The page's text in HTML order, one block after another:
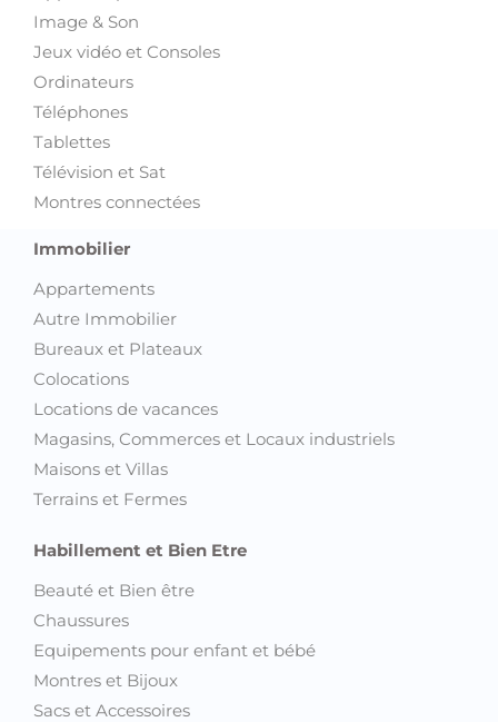
Image & Son
Jeux vidéo et Consoles
Ordinateurs
Téléphones
Tablettes
Télévision et Sat
Montres connectées
Immobilier
Appartements
Autre Immobilier
Bureaux et Plateaux
Colocations
Locations de vacances
Magasins, Commerces et Locaux industriels
Maisons et Villas
Terrains et Fermes
Habillement et Bien Etre
Beauté et Bien être
Chaussures
Equipements pour enfant et bébé
Montres et Bijoux
Sacs et Accessoires